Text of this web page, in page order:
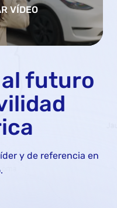
VÍDEO
futuro
y de referencia en